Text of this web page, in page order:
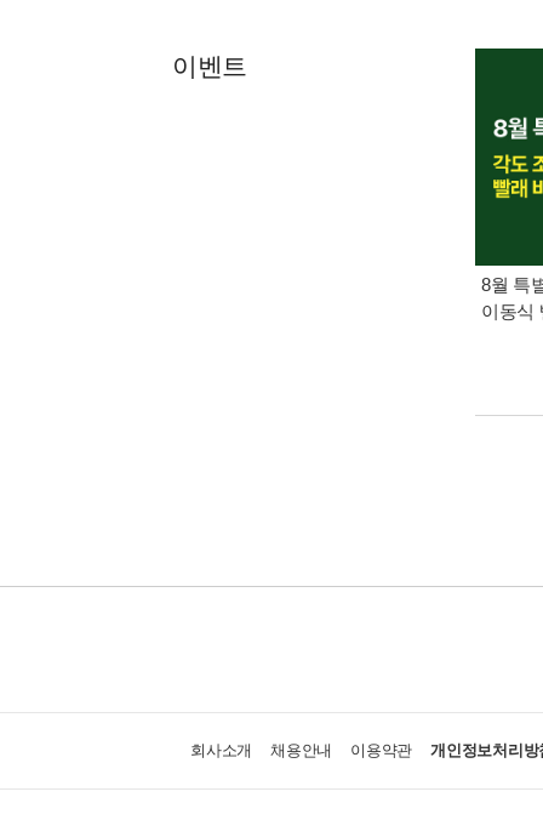
이벤트
8월 특
이동식
회사소개 채용안내 이용약관 개인정보처리방